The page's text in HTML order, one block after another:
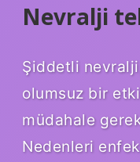
Nevralji
Şiddetli
olumsuz bir
müdahale
Nedenleri